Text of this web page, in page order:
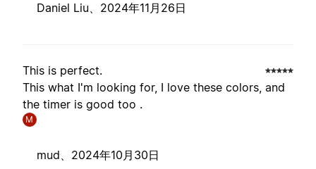
Daniel Liu、 2024年11月26日
This is perfect.
This what I'm looking for, I love these colors, and
the timer is good too .
M
mud、 2024年10月30日